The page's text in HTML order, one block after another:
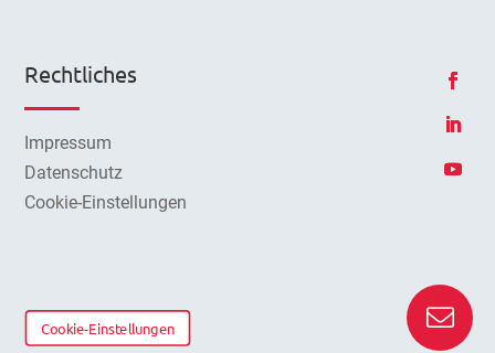
Cookie-Einstellungen
Rechtliches
Impressum
Datenschutz
Cookie-Einstellungen